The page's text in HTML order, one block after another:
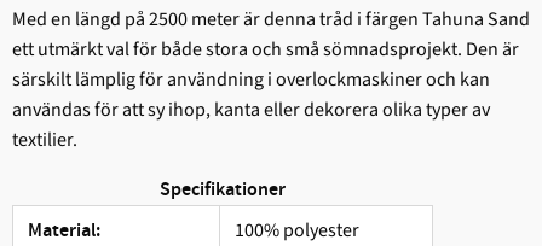
Med en längd på 2500 meter är denna tråd i färgen Tahuna Sand
ett utmärkt val för både stora och små sömnadsprojekt. Den är
särskilt lämplig för användning i overlockmaskiner och kan
användas för att sy ihop, kanta eller dekorera olika typer av
textilier.
Specifikationer
Material:
100% polyester